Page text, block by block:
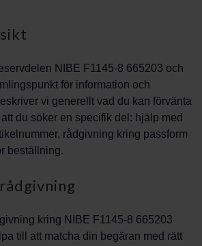
NIBE F1145-8 665203 och
för information och
vi generellt vad du kan förvänta
du söker en specifik del: hjälp med
rådgivning kring passform
beställning.
kring NIBE F1145-8 665203
till att matcha din begäran med rätt